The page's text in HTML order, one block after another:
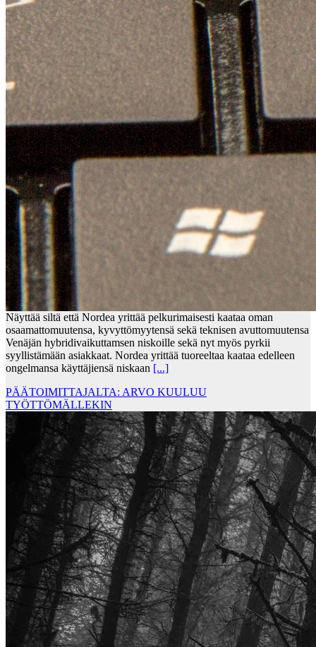
Näyttää siltä että Nordea yrittää pelkurimaisesti kaataa oman
osaamattomuutensa, kyvyttömyytensä sekä teknisen avuttomuutensa
Venäjän hybridivaikuttamsen niskoille sekä nyt myös pyrkii
syyllistämään asiakkaat. Nordea yrittää tuoreeltaa kaataa edelleen
ongelmansa käyttäjiensä niskaan [...]
PÄÄTOIMITTAJALTA: ARVO KUULUU
TYÖTTÖMÄLLEKIN